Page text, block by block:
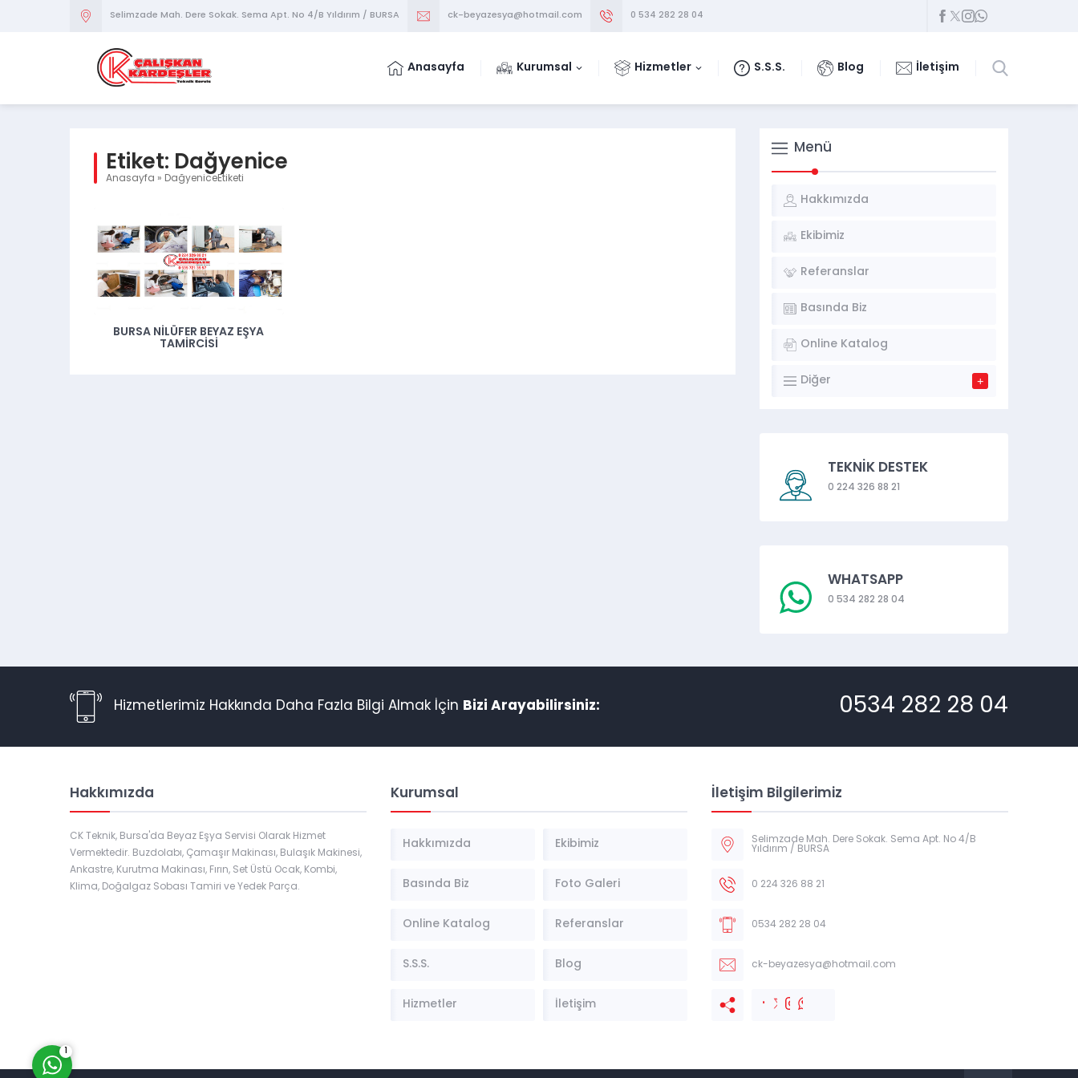
Selimzade Mah. Dere Sokak. Sema Apt. No 4/B Yıldırım / BURSA ck-beyazesya@hotmail.com 0 534 282 28 04
Anasayfa Kurumsal Hizmetler S.S.S. Blog İletişim
Etiket: Dağyenice
Anasayfa » DağyeniceEtiketi
BURSA NILÜFER BEYAZ EŞYA
TAMIRCISI
Menü
Hakkımızda
Ekibimiz
Referanslar
Basında Biz
Online Katalog
Diğer
TEKNİK DESTEK
0 224 326 88 21
WHATSAPP
0 534 282 28 04
Hizmetlerimiz Hakkında Daha Fazla Bilgi Almak İçin Bizi Arayabilirsiniz: 0534 282 28 04
Hakkımızda
CK Teknik, Bursa'da Beyaz Eşya Servisi Olarak Hizmet
Vermektedir. Buzdolabı, Çamaşır Makinası, Bulaşık Makinesi,
Ankastre, Kurutma Makinası, Fırın, Set Üstü Ocak, Kombi,
Klima, Doğalgaz Sobası Tamiri ve Yedek Parça.
Kurumsal
Hakkımızda Ekibimiz
Basında Biz Foto Galeri
Online Katalog Referanslar
S.S.S. Blog
Hizmetler İletişim
İletişim Bilgilerimiz
Selimzade Mah. Dere Sokak. Sema Apt. No 4/B
Yıldırım / BURSA
0 224 326 88 21
0534 282 28 04
ck-beyazesya@hotmail.com
Müşteri Temsilcisi